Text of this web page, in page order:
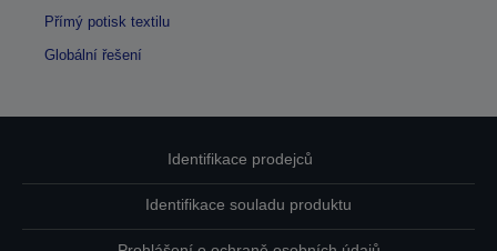
Přímý potisk textilu
Globální řešení
Identifikace prodejců
Identifikace souladu produktu